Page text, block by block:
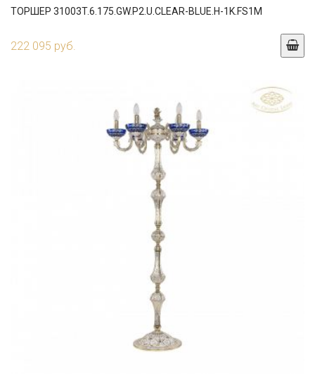
ТОРШЕР 31003T.6.175.GW.P2.U.CLEAR-BLUE.H-1K.FS1M
222 095 руб.